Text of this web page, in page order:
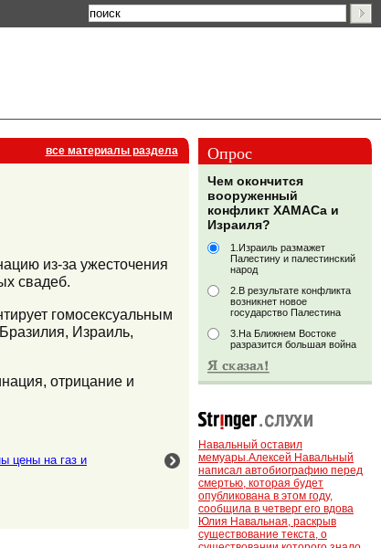
все материалы раздела
из-за ужесточения
свадеб.
гомосексуальным
Израиль,
отрицание и
цены на газ и
Опрос
Чем окончится
вооруженный
конфликт ХАМАСа и
Израиля?
1.Израиль размажет
Палестину и палестинский
народ
2.В результате конфликта
возникнет новое
государство Палестина
3.На Ближнем Востоке
разразится большая война
Навальный оставил
мемуары.Алексей Навальный
написал автобиографию перед
смертью, которая будет
опубликована в этом году,
сообщила в четверг его вдова
Юлия Навальная, раскрыв
существование текста, о